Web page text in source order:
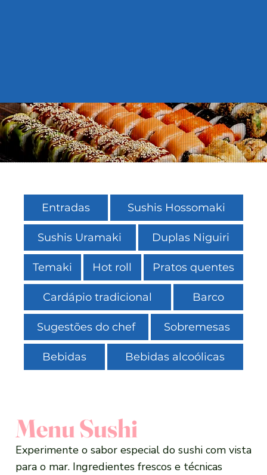
Entradas Sushis Hossomaki
Sushis Uramaki Duplas Niguiri
Temaki Hot roll Pratos quentes
Cardápio tradicional Barco
Sugestões do chef Sobremesas
Bebidas Bebidas alcoólicas
Menu Sushi
Experimente o sabor especial do sushi com vista
para o mar. Ingredientes frescos e técnicas